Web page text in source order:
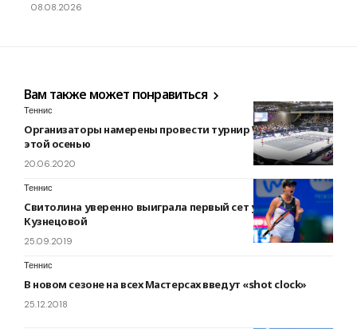
08.08.2026
Вам также может понравиться
Теннис
Организаторы намерены провести турнир WTA в Линце
этой осенью
20.06.2020
Теннис
Свитолина уверенно выиграла первый сет у россиянки
Кузнецовой
25.09.2019
Теннис
В новом сезоне на всех Мастерсах введут «shot clock»
25.12.2018